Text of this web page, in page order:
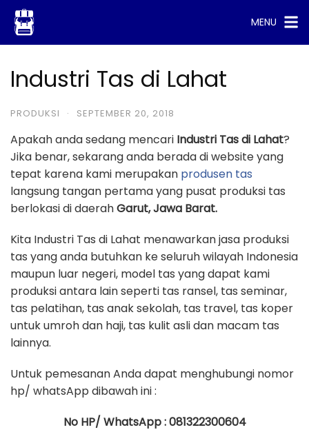
Skip
content
MENU
Industri Tas di Lahat
PRODUKSI · SEPTEMBER 20, 2018
Apakah anda sedang mencari Industri Tas di Lahat?
Jika benar, sekarang anda berada di website yang
tepat karena kami merupakan produsen tas
langsung tangan pertama yang pusat produksi tas
berlokasi di daerahGarut, Jawa Barat.
Kita Industri Tas di Lahat menawarkan jasa produksi
tas yang anda butuhkan ke seluruh wilayah Indonesia
maupun luar negeri, model tas yang dapat kami
produksi antara lain seperti tas ransel, tas seminar,
tas pelatihan, tas anak sekolah, tas travel, tas koper
untuk umroh dan haji, tas kulit asli dan macam tas
lainnya.
Untuk pemesanan Anda dapat menghubungi nomor
hp/ whatsApp dibawah ini :
No HP/ WhatsApp : 081322300604